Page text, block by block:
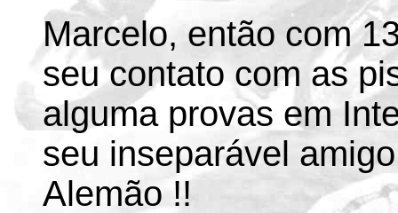
Marcelo, então com
seu contato com as
alguma provas em
seu inseparável
Alemão !!